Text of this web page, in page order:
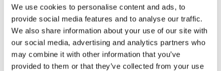
We use cookies to personalise content and ads, to
provide social media features and to analyse our traffic.
We also share information about your use of our site with
our social media, advertising and analytics partners who
may combine it with other information that you’ve
provided to them or that they’ve collected from your use
Lägg till i varukorg
Rotor, komplett med slagor
OR80013456G
(ex. moms)
Grön truckknapp
A00220
kr (ex. moms)